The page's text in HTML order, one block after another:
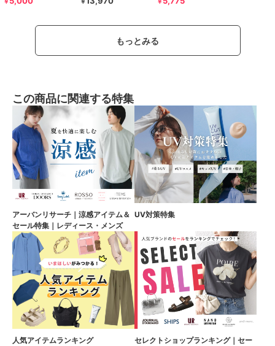
もっとみる
この商品に関連する特集
アーバンリサーチ｜涼感アイテム＆
セール特集｜レディース・メンズ
UV対策特集
人気アイテムランキング
セレクトショップランキング｜セー